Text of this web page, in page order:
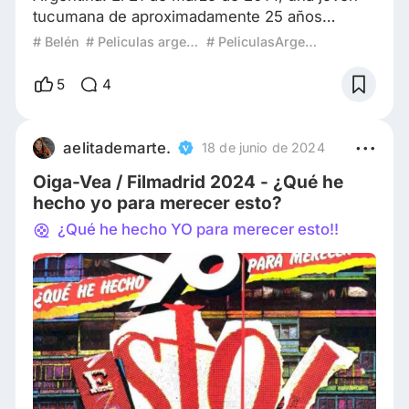
tucumana de aproximadamente 25 años
ingresa de urgencia al Hospital Avellaneda, en
abdominales intensos y un posterior sangrado
espontáneo de alrededor de dos meses. A
pesar y como consecuencia de ese
diagnóstico, el personal del hospit
# Belén # Peliculas argentinas # PeliculasArgentinas
5 4
aelitademarte. 18 de junio de 2024
Oiga-Vea / Filmadrid 2024 - ¿Qué he
hecho yo para merecer esto?
¿Qué he hecho YO para merecer esto!!